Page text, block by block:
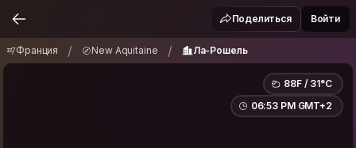
Ла-Рошель
Поделиться Войти
Франция / New Aquitaine / Ла-Рошель
88F / 31°C
06:53 PM GMT+2